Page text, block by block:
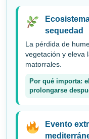
sequedad
La pérdida de
vegetación y eleva
matorrales.
Por qué importa:
prolongarse
Evento